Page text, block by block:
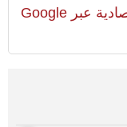
المستجدات السياسية والإقتصادية عبر Google